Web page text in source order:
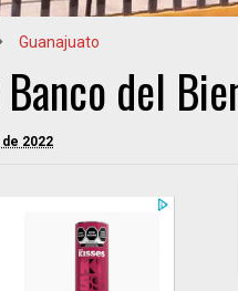
Guanajuato
del
2022